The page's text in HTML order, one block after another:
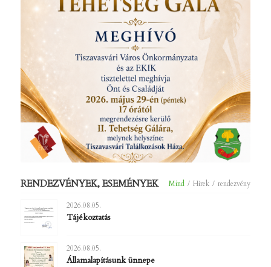
RENDEZVÉNYEK, ESEMÉNYEK Mind / Hírek / rendezvény
2026.08.05.
Tájékoztatás
2026.08.05.
Államalapításunk ünnepe